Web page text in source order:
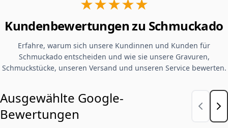
Kundenbewertungen zu Schmuckado
Erfahre, warum sich unsere Kundinnen und Kunden für
Schmuckado entscheiden und wie sie unsere Gravuren,
Schmuckstücke, unseren Versand und unseren Service bewerten.
Ausgewählte Google-
Bewertungen